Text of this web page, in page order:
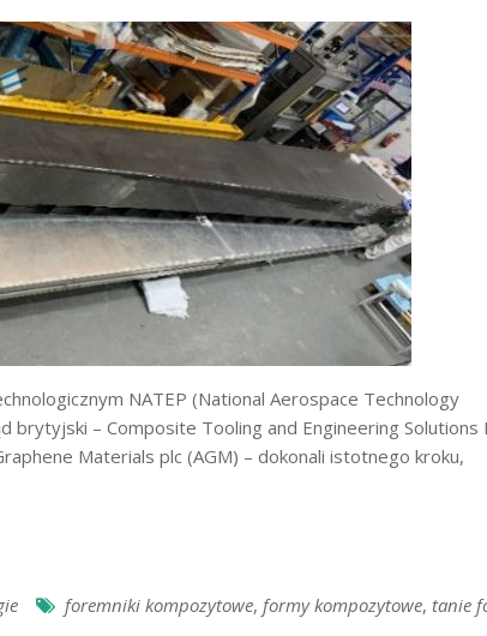
NATEP (National Aerospace Technology
– Composite Tooling and Engineering Solutions
Materials plc (AGM) – dokonali istotnego kroku,
foremniki kompozytowe, formy kompozytowe, tanie